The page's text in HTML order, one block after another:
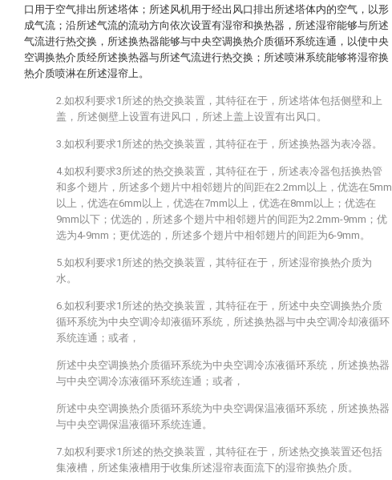
口用于空气排出所述塔体；所述风机用于经出风口排出所述塔体内的空气，以形
成气流；沿所述气流的流动方向依次设置有湿帘和换热器，所述湿帘能够与所述
气流进行热交换，所述换热器能够与中央空调换热介质循环系统连通，以使中央
空调换热介质经所述换热器与所述气流进行热交换；所述喷淋系统能够将湿帘换
热介质喷淋在所述湿帘上。
2.如权利要求1所述的热交换装置，其特征在于，所述塔体包括侧壁和上
盖，所述侧壁上设置有进风口，所述上盖上设置有出风口。
3.如权利要求1所述的热交换装置，其特征在于，所述换热器为表冷器。
4.如权利要求3所述的热交换装置，其特征在于，所述表冷器包括换热管
和多个翅片，所述多个翅片中相邻翅片的间距在2.2mm以上，优选在5mm
以上，优选在6mm以上，优选在7mm以上，优选在8mm以上；优选在
9mm以下；优选的，所述多个翅片中相邻翅片的间距为2.2mm-9mm；优
选为4-9mm；更优选的，所述多个翅片中相邻翅片的间距为6-9mm。
5.如权利要求1所述的热交换装置，其特征在于，所述湿帘换热介质为
水。
6.如权利要求1所述的热交换装置，其特征在于，所述中央空调换热介质
循环系统为中央空调冷却液循环系统，所述换热器与中央空调冷却液循环
系统连通；或者，
所述中央空调换热介质循环系统为中央空调冷冻液循环系统，所述换热器
与中央空调冷冻液循环系统连通；或者，
所述中央空调换热介质循环系统为中央空调保温液循环系统，所述换热器
与中央空调保温液循环系统连通。
7.如权利要求1所述的热交换装置，其特征在于，所述热交换装置还包括
集液槽，所述集液槽用于收集所述湿帘表面流下的湿帘换热介质。